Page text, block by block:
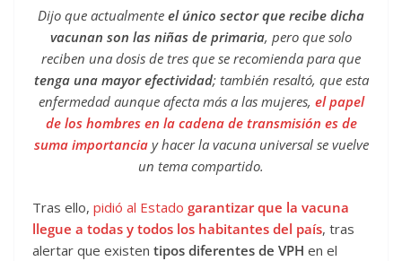
Dijo que actualmente el único sector que recibe dicha
vacunan son las niñas de primaria, pero que solo
reciben una dosis de tres que se recomienda para que
tenga una mayor efectividad; también resaltó, que esta
enfermedad aunque afecta más a las mujeres, el papel
de los hombres en la cadena de transmisión es de
suma importanciay hacer la vacuna universal se vuelve
un tema compartido.
Tras ello, pidió al Estado garantizar que la vacuna
llegue a todas y todos los habitantes del país, tras
alertar que existen tipos diferentes de VPH en el